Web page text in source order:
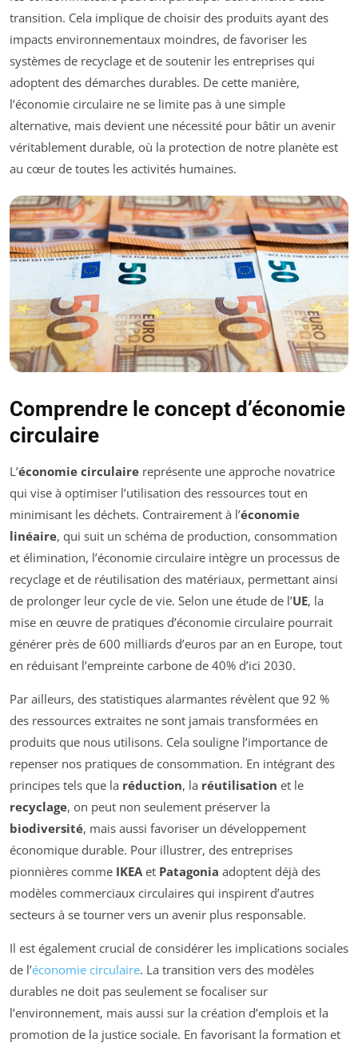
transition. Cela implique de choisir des produits ayant des
impacts environnementaux moindres, de favoriser les
systèmes de recyclage et de soutenir les entreprises qui
adoptent des démarches durables. De cette manière,
l’économie circulaire ne se limite pas à une simple
alternative, mais devient une nécessité pour bâtir un avenir
véritablement durable, où la protection de notre planète est
au cœur de toutes les activités humaines.
Comprendre le concept d’économie
circulaire
L’économie circulaire représente une approche novatrice
qui vise à optimiser l’utilisation des ressources tout en
minimisant les déchets. Contrairement à l’économie
linéaire, qui suit un schéma de production, consommation
et élimination, l’économie circulaire intègre un processus de
recyclage et de réutilisation des matériaux, permettant ainsi
de prolonger leur cycle de vie. Selon une étude de l’UE, la
mise en œuvre de pratiques d’économie circulaire pourrait
générer près de 600 milliards d’euros par an en Europe, tout
en réduisant l’empreinte carbone de 40% d’ici 2030.
Par ailleurs, des statistiques alarmantes révèlent que 92 %
des ressources extraites ne sont jamais transformées en
produits que nous utilisons. Cela souligne l’importance de
repenser nos pratiques de consommation. En intégrant des
principes tels que la réduction, la réutilisation et le
recyclage, on peut non seulement préserver la
biodiversité, mais aussi favoriser un développement
économique durable. Pour illustrer, des entreprises
pionnières comme IKEAet Patagonia adoptent déjà des
modèles commerciaux circulaires qui inspirent d’autres
secteurs à se tourner vers un avenir plus responsable.
Il est également crucial de considérer les implications sociales
de l’économie circulaire. La transition vers des modèles
durables ne doit pas seulement se focaliser sur
l’environnement, mais aussi sur la création d’emplois et la
promotion de la justice sociale. En favorisant la formation et